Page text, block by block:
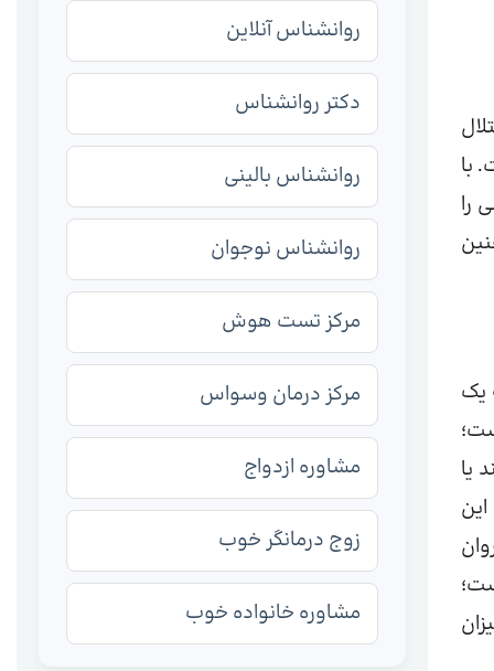
بوده است. با
را
یک
یا
روانشناس آنلاین
دکتر روانشناس
روانشناس بالینی
روانشناس نوجوان
مرکز تست هوش
مرکز درمان وسواس
مشاوره ازدواج
زوج درمانگر خوب
مشاوره خانواده خوب